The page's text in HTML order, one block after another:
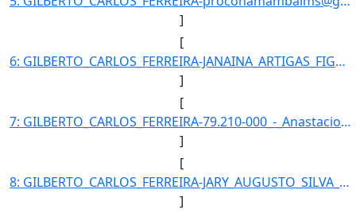
]
[
6: GILBERTO_CARLOS_FERREIRA-JANAINA_ARTIGAS_FIGUEIREDO-Coordenador-Coordenadora-Procon_Municipal_de_Agu]
]
[
7: GILBERTO_CARLOS_FERREIRA-79.210-000_-_Anastacio/MS-Coordenador-67-Procon_Municipal_de_Agua_Clara-324]
]
[
8: GILBERTO_CARLOS_FERREIRA-JARY_AUGUSTO_SILVA_-Coordenador-Coordenador-Procon_Municipal_de_Agua_Clara-]
]